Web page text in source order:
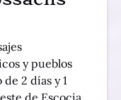
y pueblos
2 días y 1
de Escocia.